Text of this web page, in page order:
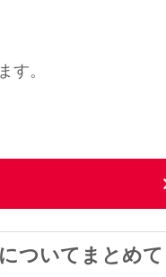
す。
ついてまとめて